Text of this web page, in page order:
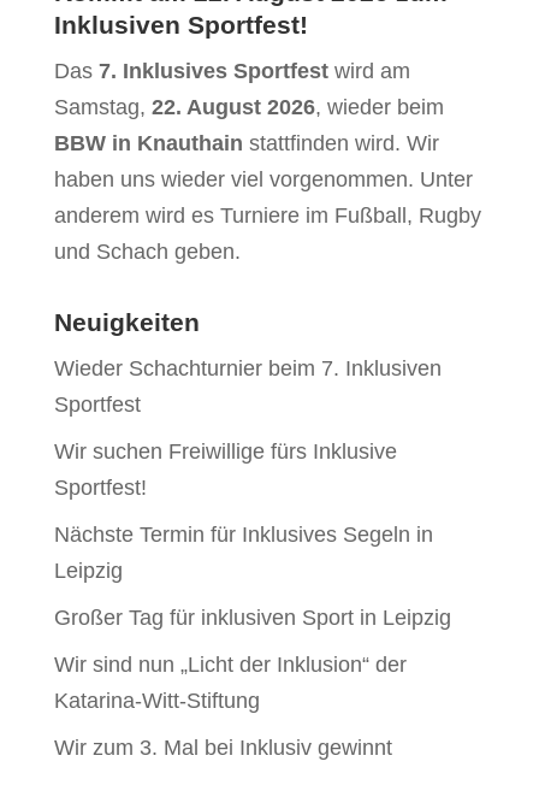
Inklusiven Sportfest!
Das 7. Inklusives Sportfestwird am
Samstag, 22. August 2026, wieder beim
BBW in Knauthain stattfinden wird. Wir
haben uns wieder viel vorgenommen. Unter
anderem wird es Turniere im Fußball, Rugby
und Schach geben.
Neuigkeiten
Wieder Schachturnier beim 7. Inklusiven
Sportfest
Wir suchen Freiwillige fürs Inklusive
Sportfest!
Nächste Termin für Inklusives Segeln in
Leipzig
Großer Tag für inklusiven Sport in Leipzig
Wir sind nun „Licht der Inklusion“ der
Katarina-Witt-Stiftung
Wir zum 3. Mal bei Inklusiv gewinnt